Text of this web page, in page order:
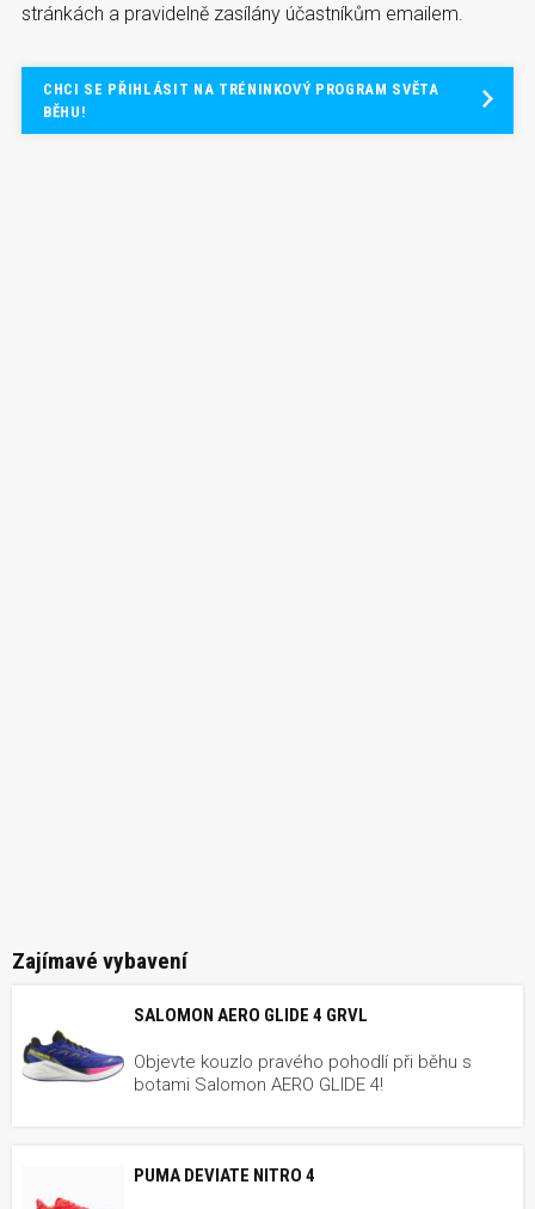
stránkách a pravidelně zasílány účastníkům emailem.
CHCI SE PŘIHLÁSIT NA TRÉNINKOVÝ PROGRAM SVĚTA
BĚHU!
Zajímavé vybavení
SALOMON AERO GLIDE 4 GRVL
Objevte kouzlo pravého pohodlí při běhu s
botami Salomon AERO GLIDE 4!
PUMA DEVIATE NITRO 4